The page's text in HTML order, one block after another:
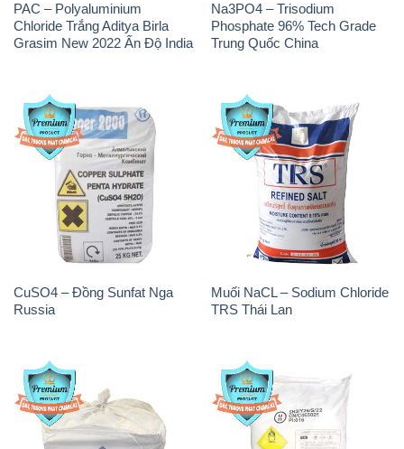
PAC – Polyaluminium
Chloride Trắng Aditya Birla
Grasim New 2022 Ấn Độ India
Na3PO4 – Trisodium
Phosphate 96% Tech Grade
Trung Quốc China
CuSO4 – Đồng Sunfat Nga
Russia
Muối NaCL – Sodium Chloride
TRS Thái Lan